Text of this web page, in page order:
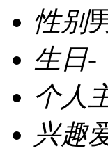
性别
生日-
个人
兴趣